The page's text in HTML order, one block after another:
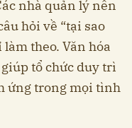
nhà quản lý nên
hỏi về “tại sao
theo. Văn hóa
tổ chức duy trì
ứng trong mọi tình